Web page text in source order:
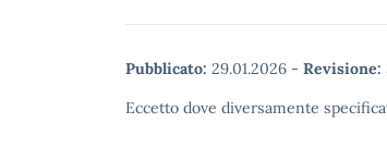
Pubblicato: 29.01.2026 - Revisione:
Eccetto dove diversamente